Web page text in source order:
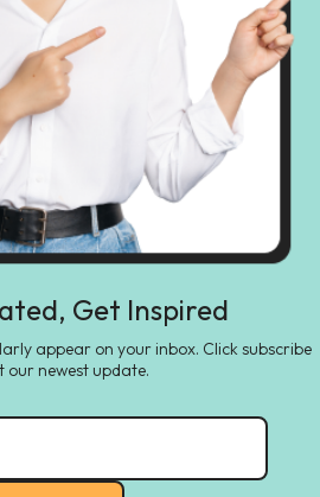
Get Inspired
appear on your inbox. Click subscribe
our newest update.